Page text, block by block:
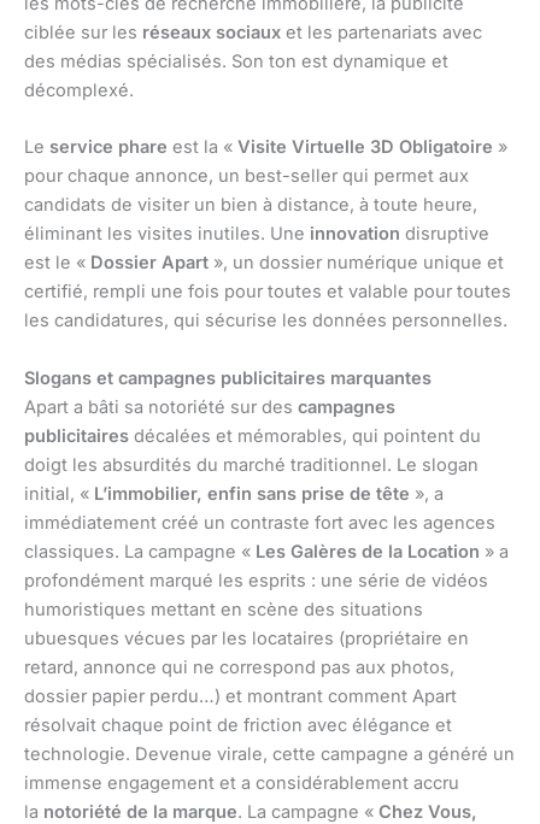
ciblée sur les réseaux sociaux et les partenariats avec
des médias spécialisés. Son ton est dynamique et
décomplexé.
Le service phare est la « Visite Virtuelle 3D Obligatoire »
pour chaque annonce, un best-seller qui permet aux
candidats de visiter un bien à distance, à toute heure,
éliminant les visites inutiles. Une innovation disruptive
est le « Dossier Apart », un dossier numérique unique et
certifié, rempli une fois pour toutes et valable pour toutes
les candidatures, qui sécurise les données personnelles.
Slogans et campagnes publicitaires marquantes
Apart a bâti sa notoriété sur des campagnes
publicitaires décalées et mémorables, qui pointent du
doigt les absurdités du marché traditionnel. Le slogan
initial, « L’immobilier, enfin sans prise de tête », a
immédiatement créé un contraste fort avec les agences
classiques. La campagne « Les Galères de la Location » a
profondément marqué les esprits : une série de vidéos
humoristiques mettant en scène des situations
ubuesques vécues par les locataires (propriétaire en
retard, annonce qui ne correspond pas aux photos,
dossier papier perdu…) et montrant comment Apart
résolvait chaque point de friction avec élégance et
technologie. Devenue virale, cette campagne a généré un
immense engagement et a considérablement accru
la notoriété de la marque. La campagne « Chez Vous,